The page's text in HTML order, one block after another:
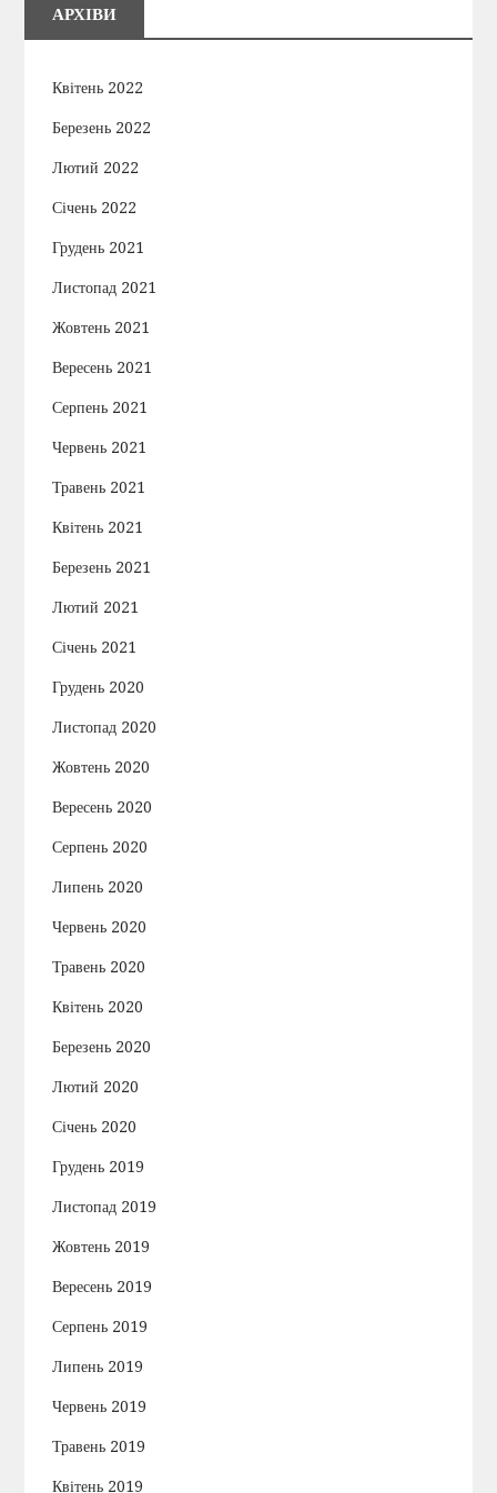
АРХІВИ
Квітень 2022
Березень 2022
Лютий 2022
Січень 2022
Грудень 2021
Листопад 2021
Жовтень 2021
Вересень 2021
Серпень 2021
Червень 2021
Травень 2021
Квітень 2021
Березень 2021
Лютий 2021
Січень 2021
Грудень 2020
Листопад 2020
Жовтень 2020
Вересень 2020
Серпень 2020
Липень 2020
Червень 2020
Травень 2020
Квітень 2020
Березень 2020
Лютий 2020
Січень 2020
Грудень 2019
Листопад 2019
Жовтень 2019
Вересень 2019
Серпень 2019
Липень 2019
Червень 2019
Травень 2019
Квітень 2019